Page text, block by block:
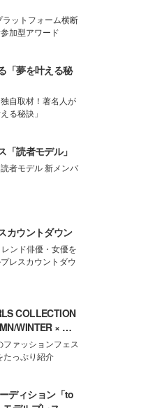
ットフォーム横断
加型アワード
「夢を叶える秘
自取材！著名人が
る秘訣」
「読者モデル」
者モデル 新メンバ
カウントダウン
ンド俳優・女優を
レスカウントダウ
COLLECTION
WINTER × モ
ファッションフェス
たっぷり紹介
ディション「to